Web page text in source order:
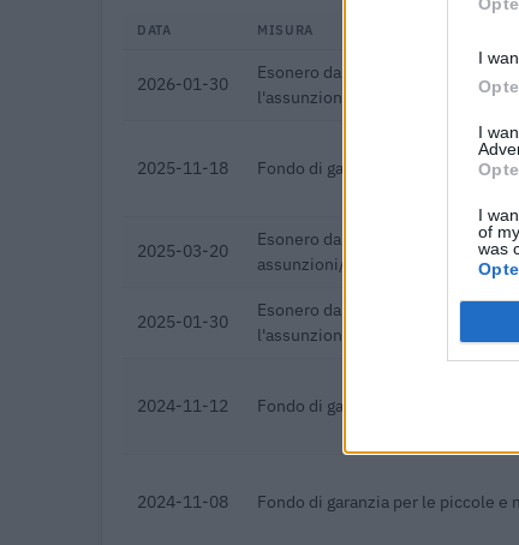
I
I
I
of
was
DATA MISURA
2026-01-30
Esonero dal versamento dei
l'assunzione di giovani lavoratori (
2025-11-18 Fondo di garanzia per le piccole e
2025-03-20
Esonero dal versamento dei
assunzioni/trasformazioni a
2025-01-30
Esonero dal versamento dei
l'assunzione di giovani lavoratori (
2024-11-12 Fondo di garanzia per le piccole e
2024-11-08 Fondo di garanzia per le piccole e